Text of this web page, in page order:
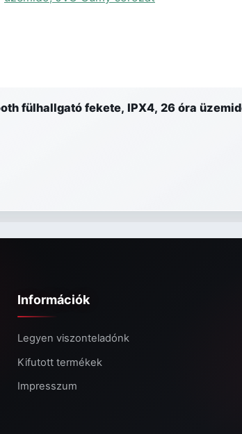
fülhallgató fekete, IPX4, 26 óra
Információk
Legyen viszonteladónk
Kifutott termékek
Impresszum